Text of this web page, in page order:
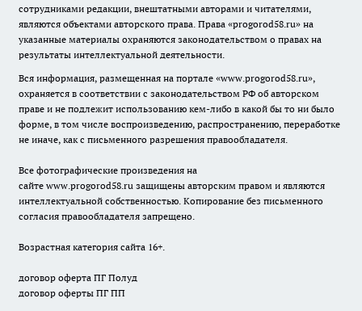
сотрудниками редакции, внештатными авторами и читателями,
являются объектами авторского права. Права «progorod58.ru» на
указанные материалы охраняются законодательством о правах на
результаты интеллектуальной деятельности.
Вся информация, размещенная на портале «www.progorod58.ru»,
охраняется в соответствии с законодательством РФ об авторском
праве и не подлежит использованию кем-либо в какой бы то ни было
форме, в том числе воспроизведению, распространению, переработке
не иначе, как с письменного разрешения правообладателя.
Все фотографические произведения на
сайте www.progorod58.ru защищены авторским правом и являются
интеллектуальной собственностью. Копирование без письменного
согласия правообладателя запрещено.
Возрастная категория сайта 16+.
договор оферта ПГ Полуд
договор оферты ПГ ПП